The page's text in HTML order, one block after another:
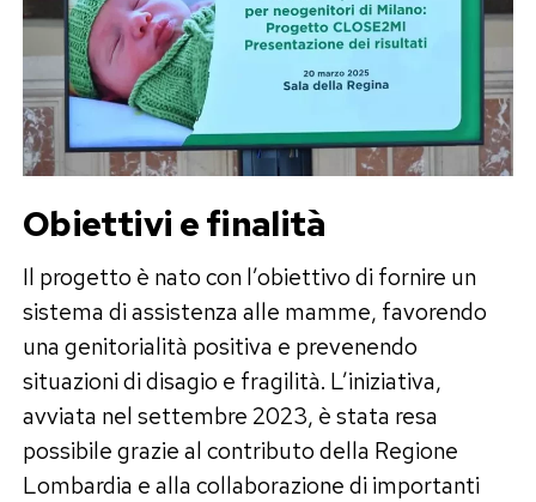
Obiettivi e finalità
Il progetto è nato con l’obiettivo di fornire un
sistema di assistenza alle mamme, favorendo
una genitorialità positiva e prevenendo
situazioni di disagio e fragilità. L’iniziativa,
avviata nel settembre 2023, è stata resa
possibile grazie al contributo della Regione
Lombardia e alla collaborazione di importanti